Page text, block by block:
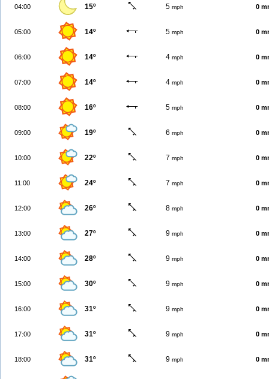
04:00 15º 5 mph 0
05:00 14º 5 mph 0
06:00 14º 4 mph 0
07:00 14º 4 mph 0
08:00 16º 5 mph 0
09:00 19º 6 mph 0
10:00 22º 7 mph 0
11:00 24º 7 mph 0
12:00 26º 8 mph 0
13:00 27º 9 mph 0
14:00 28º 9 mph 0
15:00 30º 9 mph 0
16:00 31º 9 mph 0
17:00 31º 9 mph 0
18:00 31º 9 mph 0